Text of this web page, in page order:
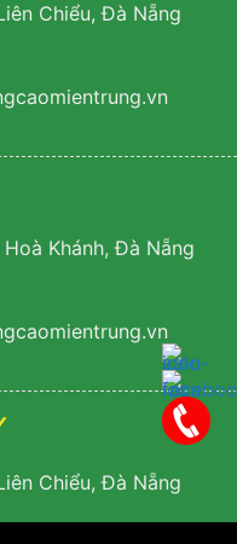
Chiểu, Đà Nẵng
Khánh, Đà Nẵng
Chiểu, Đà Nẵng